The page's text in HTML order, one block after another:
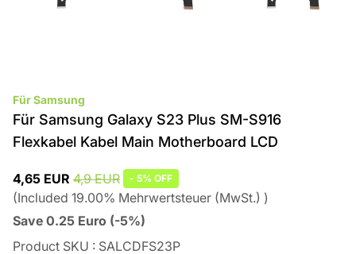
Für Samsung
Für Samsung Galaxy S23 Plus SM-S916
Flexkabel Kabel Main Motherboard LCD
4,65 EUR 4,9 EUR - 5% OFF
(Included 19.00% Mehrwertsteuer (MwSt.) )
Save 0.25 Euro (-5%)
Product SKU : SALCDFS23P